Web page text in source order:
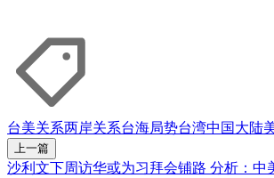
台美关系两岸关系台海局势台湾中国大陆
上一篇
沙利文下周访华或为习拜会铺路 分析：中